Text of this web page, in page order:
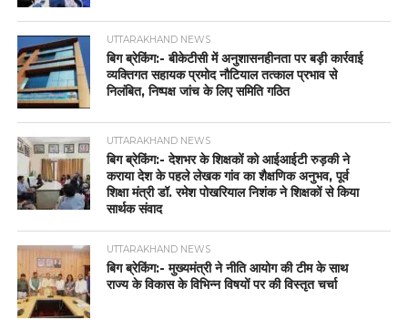
UTTARAKHAND NEWS
बिग ब्रेकिंग:- बीकेटीसी में अनुशासनहीनता पर बड़ी कार्रवाई
व्यक्तिगत सहायक प्रमोद नौटियाल तत्काल प्रभाव से
निलंबित, निष्पक्ष जांच के लिए समिति गठित
UTTARAKHAND NEWS
बिग ब्रेकिंग:- देशभर के शिक्षकों को आईआईटी रुड़की ने
कराया देश के पहले लेखक गांव का शैक्षणिक अनुभव, पूर्व
शिक्षा मंत्री डॉ. रमेश पोखरियाल निशंक ने शिक्षकों से किया
सार्थक संवाद
UTTARAKHAND NEWS
बिग ब्रेकिंग:- मुख्यमंत्री ने नीति आयोग की टीम के साथ
राज्य के विकास के विभिन्न विषयों पर की विस्तृत चर्चा